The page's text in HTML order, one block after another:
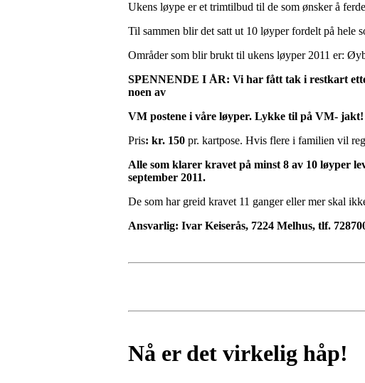
Ukens løype er et trimtilbud til de som ønsker å
Til sammen blir det satt ut 10 løyper fordelt på hele
Områder som blir brukt til ukens løyper 2011 er:
SPENNENDE I ÅR: Vi har fått tak i restkart
noen av
VM postene i våre løyper. Lykke til på VM- jakt!
Pris: kr. 150 pr. kartpose. Hvis flere i familien vil
Alle som klarer kravet på minst 8 av 10 løyper
september 2011.
De som har greid kravet 11 ganger eller mer skal
Ansvarlig: Ivar Keiserås, 7224 Melhus, tlf.
Nå er det virkelig håp!